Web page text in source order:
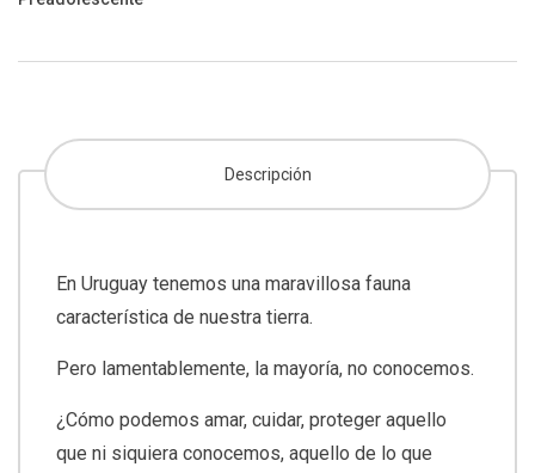
Descripción
En Uruguay tenemos una maravillosa fauna
característica de nuestra tierra.
Pero lamentablemente, la mayoría, no conocemos.
¿Cómo podemos amar, cuidar, proteger aquello
que ni siquiera conocemos, aquello de lo que